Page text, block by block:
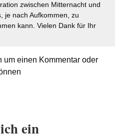
zwischen Mitternacht und
je nach Aufkommen, zu
kann. Vielen Dank für Ihr
um einen Kommentar oder
ein